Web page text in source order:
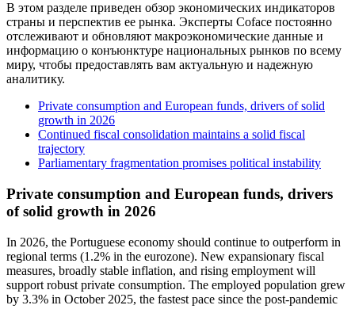
В этом разделе приведен обзор экономических индикаторов
страны и перспектив ее рынка. Эксперты Coface постоянно
отслеживают и обновляют макроэкономические данные и
информацию о конъюнктуре национальных рынков по всему
миру, чтобы предоставлять вам актуальную и надежную
аналитику.
Private consumption and European funds, drivers of solid
growth in 2026
Continued fiscal consolidation maintains a solid fiscal
trajectory
Parliamentary fragmentation promises political instability
Private consumption and European funds, drivers
of solid growth in 2026
In 2026, the Portuguese economy should continue to outperform in
regional terms (1.2% in the eurozone). New expansionary fiscal
measures, broadly stable inflation, and rising employment will
support robust private consumption. The employed population grew
by 3.3% in October 2025, the fastest pace since the post-pandemic